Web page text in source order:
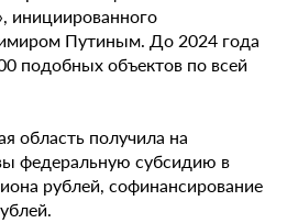
инициированного
Путиным. До 2024 года
подобных объектов по всей
область получила на
федеральную субсидию в
рублей, софинансирование